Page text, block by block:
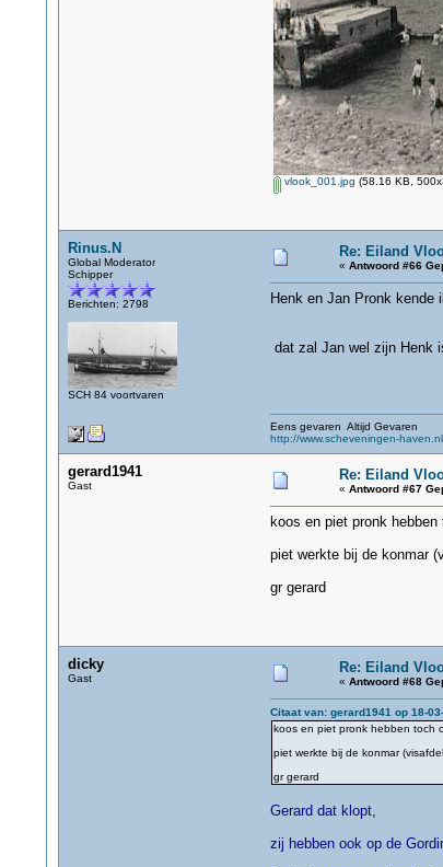
vlook_001.jpg (58.16 KB,
Rinus.N
Global Moderator
Schipper
Berichten: 2798
SCH 84 voortvaren
Re: Eiland
« Antwoord #66
Henk en Jan Pronk
dat zal Jan wel zijn Henk
Eens gevaren Altijd Gevaren
http://www.scheveningen-
gerard1941
Gast
Re: Eiland
« Antwoord #67
koos en piet pronk
piet werkte bij de konmar
gr gerard
dicky
Gast
Re: Eiland
« Antwoord #68
Citaat van: gerard1941 op 18-
koos en piet pronk hebben toch
piet werkte bij de konmar
gr gerard
Gerard dat klopt,
zij hebben ook op de